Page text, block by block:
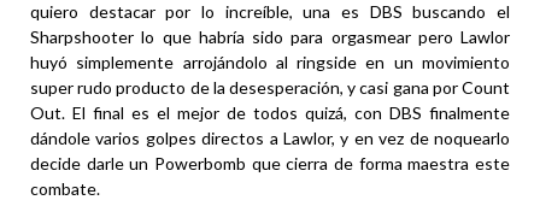
quiero destacar por lo increíble, una es DBS buscando el
Sharpshooter lo que habría sido para orgasmear pero Lawlor
huyó simplemente arrojándolo al ringside en un movimiento
super rudo producto de la desesperación, y casi gana por Count
Out. El final es el mejor de todos quizá, con DBS finalmente
dándole varios golpes directos a Lawlor, y en vez de noquearlo
decide darle un Powerbomb que cierra de forma maestra este
combate.